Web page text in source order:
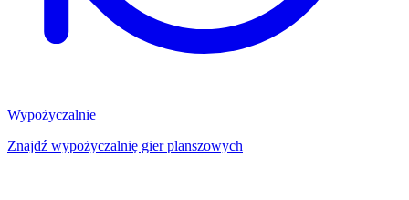
Wypożyczalnie
Znajdź wypożyczalnię gier planszowych